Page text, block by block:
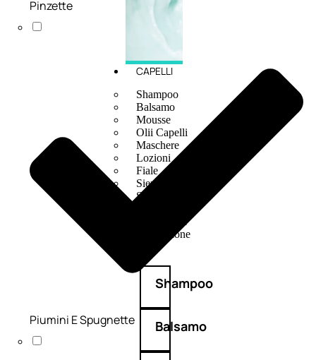
CAPELLI
Shampoo
Balsamo
Mousse
Olii Capelli
Maschere
Lozioni
Fiale
Sieri e Cristalli
Spray
Gel Capelli
Colorazione
Shampoo
Balsamo
Pinzette
Piumini E Spugnette